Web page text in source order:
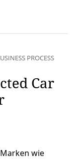
PROCESS
Car
wie